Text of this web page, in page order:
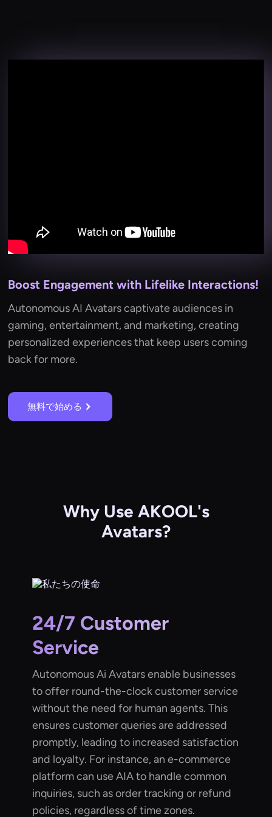
Boost Engagement with Lifelike Interactions!
Autonomous AI Avatars captivate audiences in
gaming, entertainment, and marketing, creating
personalized experiences that keep users coming
back for more.
無料で始める
Why Use AKOOL's
Avatars?
24/7 Customer
Service
Autonomous Ai Avatars enable businesses
to offer round-the-clock customer service
without the need for human agents. This
ensures customer queries are addressed
promptly, leading to increased satisfaction
and loyalty. For instance, an e-commerce
platform can use AIA to handle common
inquiries, such as order tracking or refund
policies, regardless of time zones.